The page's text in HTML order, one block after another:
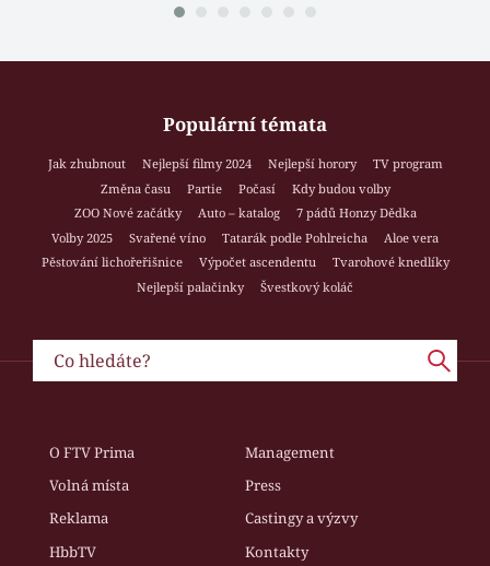
Populární témata
Jak zhubnout Nejlepší filmy 2024 Nejlepší horory
TV program
Změna času
Partie Počasí
Kdy budou volby
ZOO Nové začátky
Auto – katalog
7 pádů Honzy Dědka
Volby 2025
Svařené víno Tatarák podle Pohlreicha
Aloe vera
Pěstování lichořeřišnice
Výpočet ascendentu
Tvarohové knedlíky
Nejlepší palačinky
Švestkový koláč
O FTV Prima
Management
Volná místa
Press
Reklama
Castingy a výzvy
HbbTV
Kontakty